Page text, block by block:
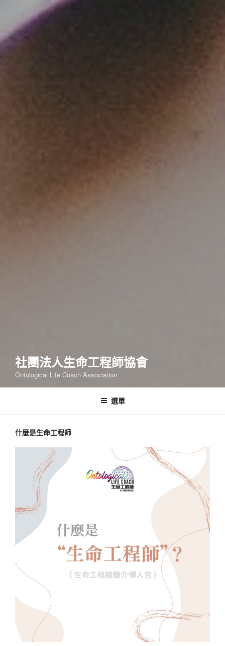
社團法人生命工程師協會
Ontological Life Coach Association
選單
什麼是生命工程師